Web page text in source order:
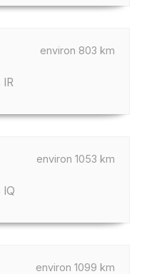
environ 803 km
IR
environ 1053 km
IQ
environ 1099 km